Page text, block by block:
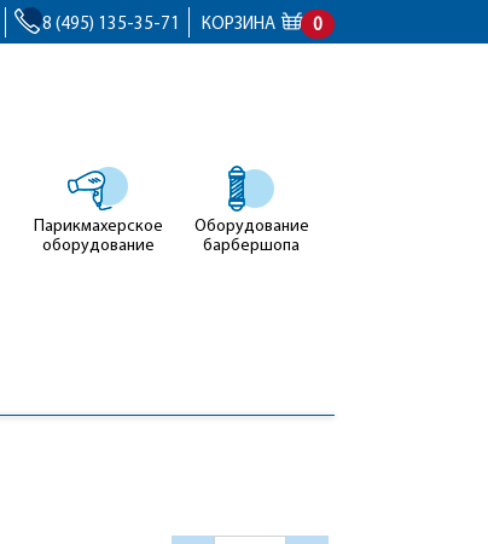
8 (495) 135-35-71 КОРЗИНА 0
Парикмахерское
оборудование
Оборудование
барбершопа